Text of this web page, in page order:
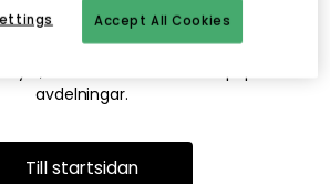
sidan inte längre finns eller att den har
för besväret. I menyn ovan kan du
eller besöka en av våra populära
avdelningar.
Till startsidan
Accept All Cookies